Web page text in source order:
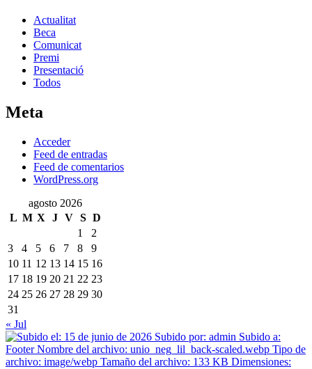
Actualitat
Beca
Comunicat
Premi
Presentació
Todos
Meta
Acceder
Feed de entradas
Feed de comentarios
WordPress.org
agosto 2026
L M X J V S D
1
2
3
4 5 6 7 8
9
10 11 12 13 14 15 16
17 18 19 20 21 22 23
24 25 26 27 28 29 30
31
« Jul